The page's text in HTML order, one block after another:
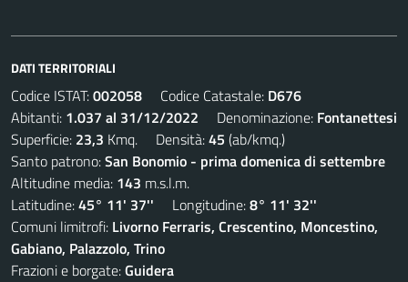
DATI TERRITORIALI
Codice ISTAT:002058 Codice Catastale: D676
Abitanti: 1.037 al 31/12/2022 Denominazione: Fontanettesi
Superficie: 23,3 Kmq. Densità:45 (ab/kmq.)
Santo patrono:San Bonomio - prima domenica di settembre
Altitudine media: 143 m.s.l.m.
Latitudine:45° 11' 37'' Longitudine:8° 11' 32''
Comuni limitrofi: Livorno Ferraris, Crescentino, Moncestino,
Gabiano, Palazzolo, Trino
Frazioni e borgate:Guidera